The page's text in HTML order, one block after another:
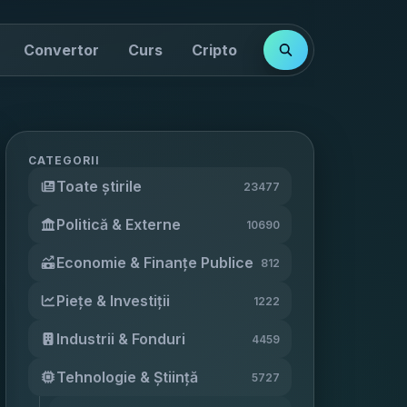
Convertor Curs Cripto Cotații
CATEGORII
Toate știrile 23477
Politică & Externe 10690
Economie & Finanțe Publice 812
Piețe & Investiții 1222
Industrii & Fonduri 4459
Tehnologie & Știință 5727